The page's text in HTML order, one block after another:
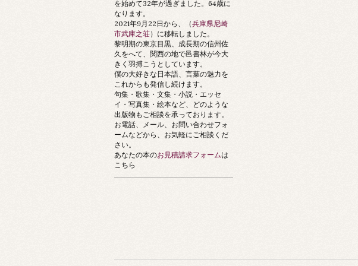
を始めて32年が過ぎました。64歳に
なります。
2021年9月22日から、（兵庫県尼崎
市武庫之荘）に移転しました。
黎明期の東京目黒、成長期の信州佐
久をへて、関西の地で邑書林が今大
きく羽搏こうとしています。
僕の大好きな日本語、言葉の魅力を
これからも発信し続けます。
句集・歌集・文集・小説・エッセ
イ・写真集・絵本など、どのような
出版物もご相談を承っております。
お電話、メール、お問い合わせフォ
ームなどから、お気軽にご相談くだ
さい。
あなたの本のお見積請求フォームは
こちら